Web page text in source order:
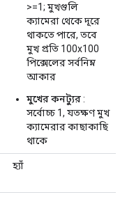
>=1; মুখগুলি
ক্যামেরা থেকে দূরে
থাকতে পারে, তবে
মুখ প্রতি 100x100
পিক্সেলের সর্বনিম্ন
আকার
মুখের কনট্যুর:
সর্বোচ্চ 1, যতক্ষণ মুখ
ক্যামেরার কাছাকাছি
থাকে
হ্যাঁ